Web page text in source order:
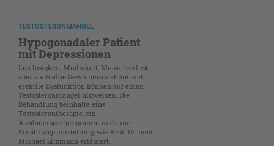
TESTOSTERONMANGEL
Hypogonadaler Patient
mit Depressionen
Lustlosigkeit, Müdigkeit, Muskelverlust,
aber auch eine Gewichtszunahme und
erektile Dysfunktion können auf einen
Testosteronmangel hinweisen. Die
Behandlung beinhalte eine
Testosterontherapie, ein
Ausdauersportprogramm und eine
Ernährungsumstellung, wie Prof. Dr. med.
Michael Zitzmann erläutert.